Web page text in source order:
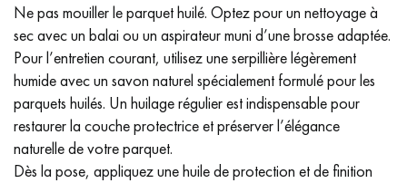
Ne pas mouiller le parquet huilé. Optez pour un nettoyage à
sec avec un balai ou un aspirateur muni d’une brosse adaptée.
Pour l’entretien courant, utilisez une serpillière légèrement
humide avec un savon naturel spécialement formulé pour les
parquets huilés. Un huilage régulier est indispensable pour
restaurer la couche protectrice et préserver l’élégance
naturelle de votre parquet.
Dès la pose, appliquez une huile de protection et de finition